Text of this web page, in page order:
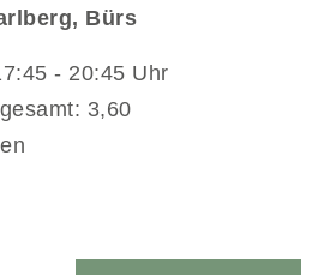
Bürs
- 20:45 Uhr
3,60